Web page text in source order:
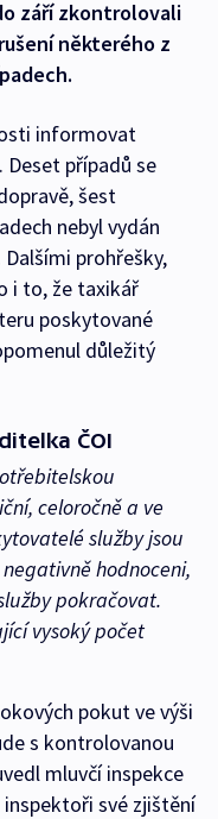
září zkontrolovali
některého z
informovat
Deset případů se
šest
nebyl vydán
prohřešky,
i to, že taxikář
poskytované
důležitý
ČOI
celoročně a ve
služby jsou
hodnoceni,
pokračovat.
vysoký počet
pokut ve výši
s kontrolovanou
mluvčí inspekce
inspektoři své zjištění